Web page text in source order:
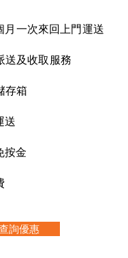
月一次來回上門運送
送及收取服務
存箱
送
按金
詢優惠